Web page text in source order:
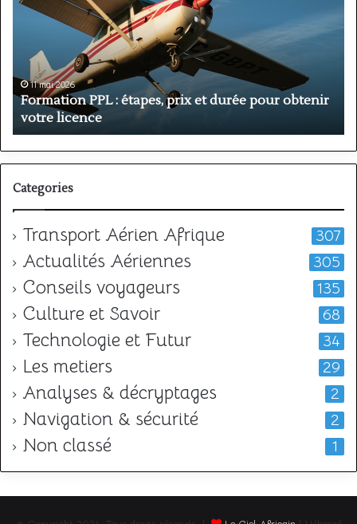
étapes,
durée
pour
obtenir
votre
licence
11 mai 2026
Formation PPL : étapes, prix et durée pour obtenir
votre licence
Categories
Transport Aérien Afrique 307
Actualités Aériennes 305
Conseils voyageurs 135
Culture et Savoir 68
Technologie et Futur 34
Les metiers 29
Analyses & décryptages 2
Navigation & sécurité 2
Non classé 1